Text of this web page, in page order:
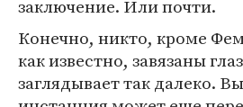
заключение. Или почти.
Конечно, никто, кроме
как известно, завязаны
заглядывает так далеко.